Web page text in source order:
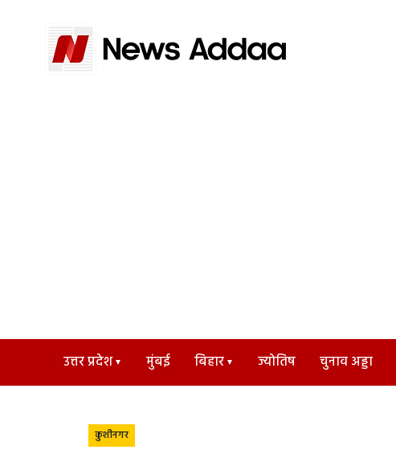
उत्तर प्रदेश मुंबई बिहार ज्योतिष चुनाव अड्डा
कुशीनगर